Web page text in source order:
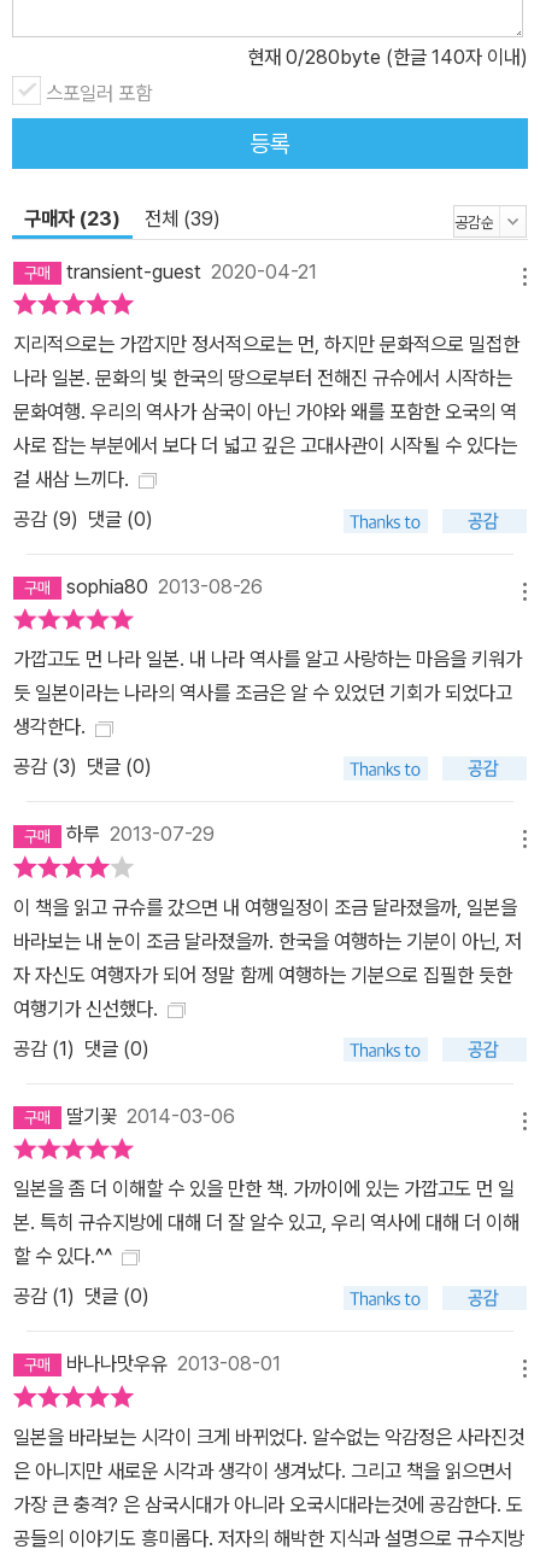
현재 0/280byte (한글 140자 이내)
스포일러 포함
등록
구매자 (23) 전체 (39)
transient-guest 2020-04-21
지리적으로는 가깝지만 정서적으로는 먼, 하지만 문화적으로 밀접한
나라 일본. 문화의 빛 한국의 땅으로부터 전해진 규슈에서 시작하는
문화여행. 우리의 역사가 삼국이 아닌 가야와 왜를 포함한 오국의 역
사로 잡는 부분에서 보다 더 넓고 깊은 고대사관이 시작될 수 있다는
걸 새삼 느끼다.
공감 (9) 댓글 (0)
sophia80 2013-08-26
가깝고도 먼 나라 일본. 내 나라 역사를 알고 사랑하는 마음을 키워가
듯 일본이라는 나라의 역사를 조금은 알 수 있었던 기회가 되었다고
생각한다.
공감 (3) 댓글 (0)
하루 2013-07-29
이 책을 읽고 규슈를 갔으면 내 여행일정이 조금 달라졌을까, 일본을
바라보는 내 눈이 조금 달라졌을까. 한국을 여행하는 기분이 아닌, 저
자 자신도 여행자가 되어 정말 함께 여행하는 기분으로 집필한 듯한
여행기가 신선했다.
공감 (1) 댓글 (0)
딸기꽃 2014-03-06
일본을 좀 더 이해할 수 있을 만한 책. 가까이에 있는 가깝고도 먼 일
본. 특히 규슈지방에 대해 더 잘 알수 있고, 우리 역사에 대해 더 이해
할 수 있다.^^
공감 (1) 댓글 (0)
바나나맛우유 2013-08-01
일본을 바라보는 시각이 크게 바뀌었다. 알수없는 악감정은 사라진것
은 아니지만 새로운 시각과 생각이 생겨났다. 그리고 책을 읽으면서
가장 큰 충격? 은 삼국시대가 아니라 오국시대라는것에 공감한다. 도
공들의 이야기도 흥미롭다. 저자의 해박한 지식과 설명으로 규수지방